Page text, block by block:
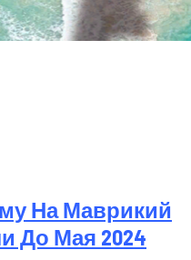
На Маврикий
До Мая 2024